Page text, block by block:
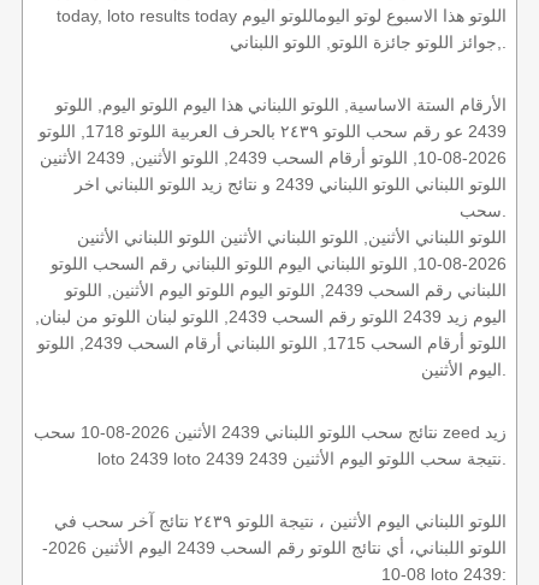
today, loto results today اللوتو هذا الاسبوع لوتو اليوماللوتو اليوم
الأرقام الستة الاساسية, اللوتو اللبناني هذا اليوم اللوتو اليوم, اللوتو
2439 عو رقم سحب اللوتو ٢٤٣٩ بالحرف العربية اللوتو 1718, اللوتو
2026-08-10, اللوتو أرقام السحب 2439, اللوتو الأثنين, 2439 الأثنين
اللوتو اللبناني اللوتو اللبناني 2439 و نتائج زيد اللوتو اللبناني اخر
اللوتو اللبناني الأثنين, اللوتو اللبناني الأثنين اللوتو اللبناني الأثنين
2026-08-10, اللوتو اللبناني اليوم اللوتو اللبناني رقم السحب اللوتو
اللبناني رقم السحب 2439, اللوتو اليوم اللوتو اليوم الأثنين, اللوتو
اليوم زيد 2439 اللوتو رقم السحب 2439, اللوتو لبنان اللوتو من لبنان,
اللوتو أرقام السحب 1715, اللوتو اللبناني أرقام السحب 2439, اللوتو
نتائج سحب اللوتو اللبناني 2439 الأثنين 2026-08-10 سحب zeed زيد
اللوتو اللبناني اليوم الأثنين ، نتيجة اللوتو ٢٤٣٩ نتائج آخر سحب في
اللوتو اللبناني، أي نتائج اللوتو رقم السحب 2439 اليوم الأثنين 2026-
08-10 loto 2439: